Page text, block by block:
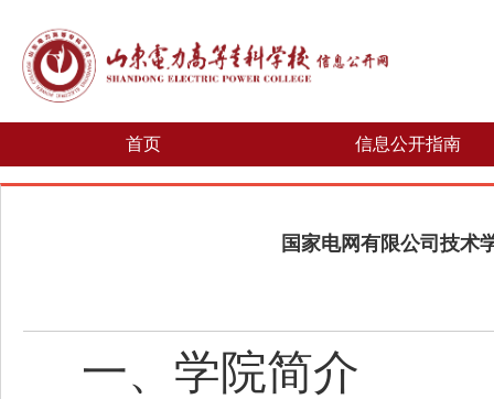
首页 信息公开指南
国家电网有限公司技术
一、学院简介